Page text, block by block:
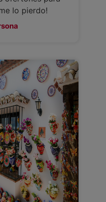
lo pierdo!